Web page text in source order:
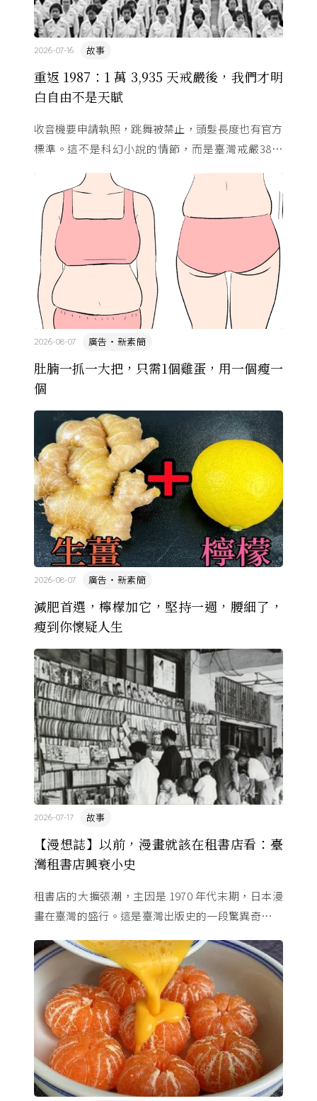
重返 1987：1 萬 3,935 天戒嚴後，我們才明
白自由不是天賦
故事
2026-07-16
收音機要申請執照，跳舞被禁止，頭髮長度也有官方
標準。這不是科幻小說的情節，而是臺灣戒嚴38年
嚴令，這段歷 ...
肚腩一抓一大把，只需1個雞蛋，用一個瘦一
個
廣告・新素簡
2026-08-07
減肥首選，檸檬加它，堅持一週，腰細了，
瘦到你懷疑人生
廣告・新素簡
2026-08-07
【漫想誌】以前，漫畫就該在租書店看：臺
灣租書店興衰小史
故事
2026-07-17
租書店的大擴張潮，主因是 1970 年代末期，日本漫
畫在臺灣的盛行。這是臺灣出版史的一段驚異奇航。
的協定保護 ...